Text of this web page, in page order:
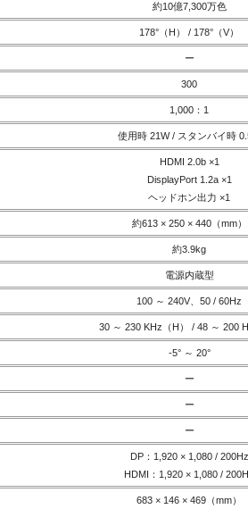
約10億7,300万色
178°（H） / 178°（V）
ー
300
1,000：1
使用時 21W / スタンバイ時
HDMI 2.0b ×1
DisplayPort 1.2a ×1
ヘッドホン出力 ×1
約613 × 250 × 440（mm）
約3.9kg
電源内蔵型
100 ～ 240V、50 / 60Hz
30 ～ 230 KHz（H） / 48 ～ 200
-5° ～ 20°
ー
ー
ー
DP：1,920 × 1,080 / 200Hz
HDMI：1,920 × 1,080 /
683 × 146 × 469（mm）